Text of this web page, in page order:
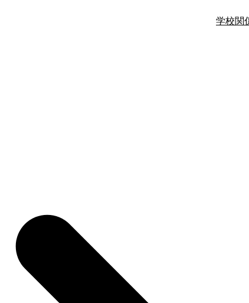
学校関